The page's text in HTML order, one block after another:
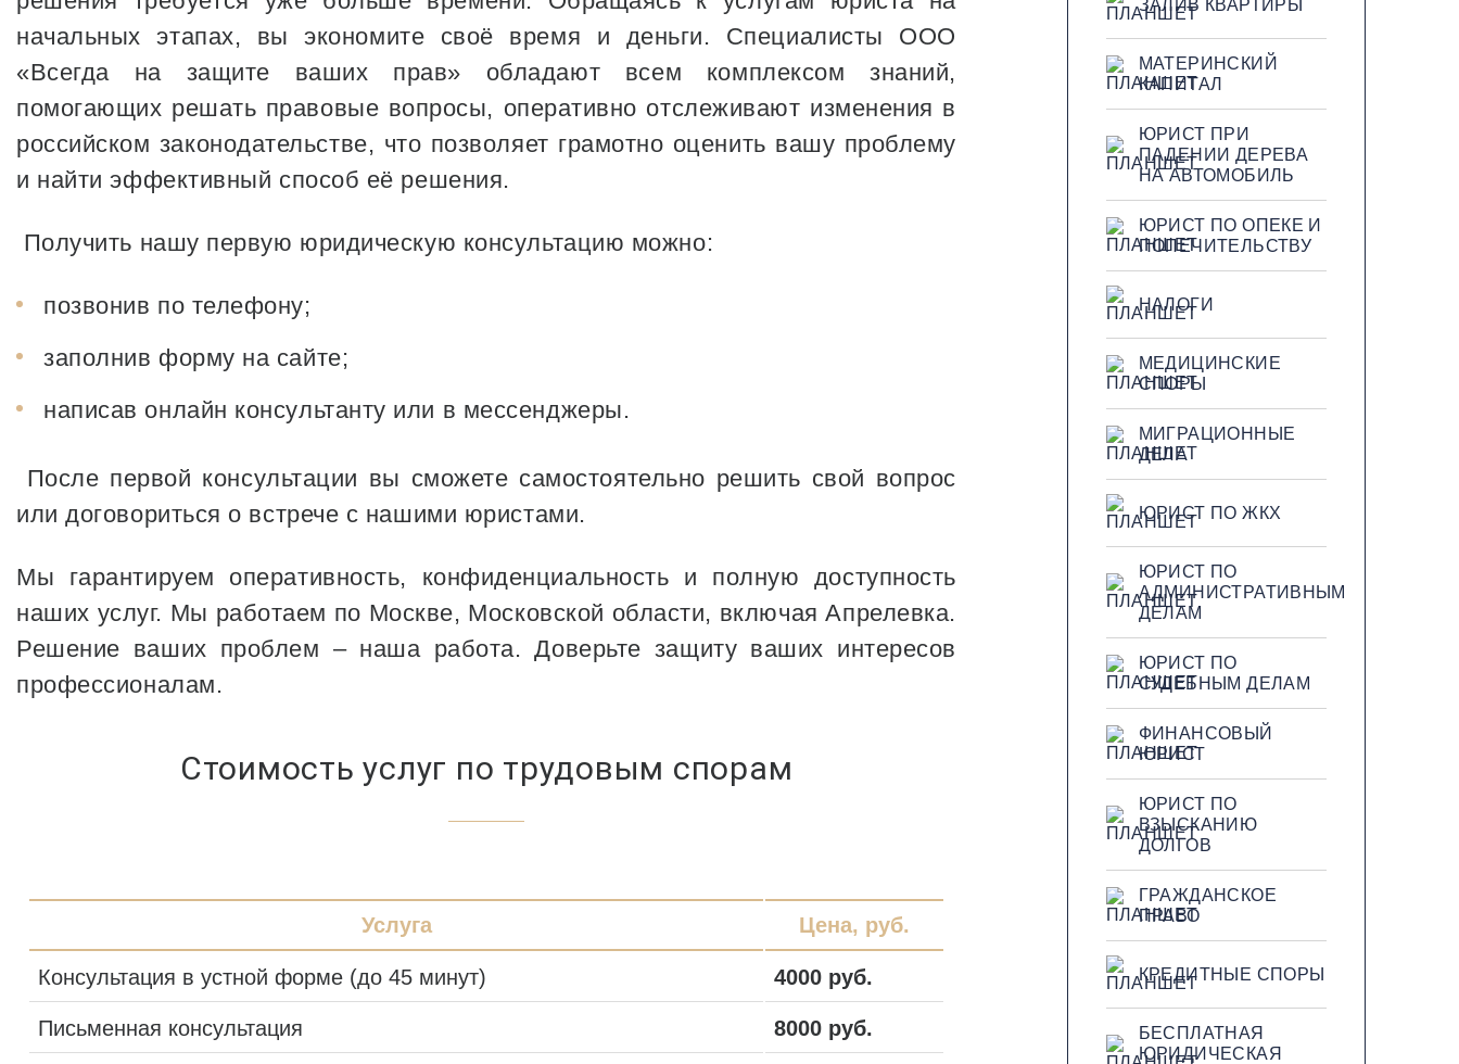
начальных этапах, вы экономите своё время и деньги. Специалисты ООО
«Всегда на защите ваших прав» обладают всем комплексом знаний,
помогающих решать правовые вопросы, оперативно отслеживают изменения в
российском законодательстве, что позволяет грамотно оценить вашу проблему
и найти эффективный способ её решения.
Получить нашу первую юридическую консультацию можно:
позвонив по телефону;
заполнив форму на сайте;
написав онлайн консультанту или в мессенджеры.
После первой консультации вы сможете самостоятельно решить свой вопрос
или договориться о встрече с нашими юристами.
Мы гарантируем оперативность, конфиденциальность и полную доступность
наших услуг. Мы работаем по Москве, Московской области, включая Апрелевка.
Решение ваших проблем – наша работа. Доверьте защиту ваших интересов
профессионалам.
Стоимость услуг по трудовым спорам
Услуга Цена, руб.
Консультация в устной форме (до 45 минут) 4000 руб.
Письменная консультация 8000 руб.
ЗАЛИВ КВАРТИРЫ
МАТЕРИНСКИЙ
КАПИТАЛ
ЮРИСТ ПРИ
ПАДЕНИИ ДЕРЕВА
НА АВТОМОБИЛЬ
ЮРИСТ ПО ОПЕКЕ И
ПОПЕЧИТЕЛЬСТВУ
НАЛОГИ
МЕДИЦИНСКИЕ
СПОРЫ
МИГРАЦИОННЫЕ
ДЕЛА
ЮРИСТ ПО ЖКХ
ЮРИСТ ПО
АДМИНИСТРАТИВНЫМ
ДЕЛАМ
ЮРИСТ ПО
СУДЕБНЫМ ДЕЛАМ
ФИНАНСОВЫЙ
ЮРИСТ
ЮРИСТ ПО
ВЗЫСКАНИЮ
ДОЛГОВ
ГРАЖДАНСКОЕ
ПРАВО
КРЕДИТНЫЕ СПОРЫ
БЕСПЛАТНАЯ
ЮРИДИЧЕСКАЯ